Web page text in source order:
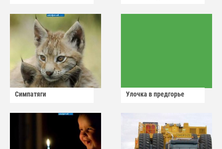
Симпатяги Улочка в предгорье